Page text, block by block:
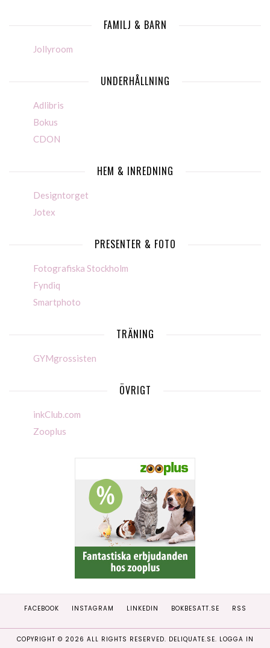
FAMILJ & BARN
Jollyroom
UNDERHÅLLNING
Adlibris
Bokus
CDON
HEM & INREDNING
Designtorget
Jotex
PRESENTER & FOTO
Fotografiska Stockholm
Fyndiq
Smartphoto
TRÄNING
GYMgrossisten
ÖVRIGT
inkClub.com
Zooplus
FACEBOOK INSTAGRAM LINKEDIN BOKBESATT.SE RSS
COPYRIGHT © 2026 ALL RIGHTS RESERVED. DELIQUATE.SE. LOGGA IN